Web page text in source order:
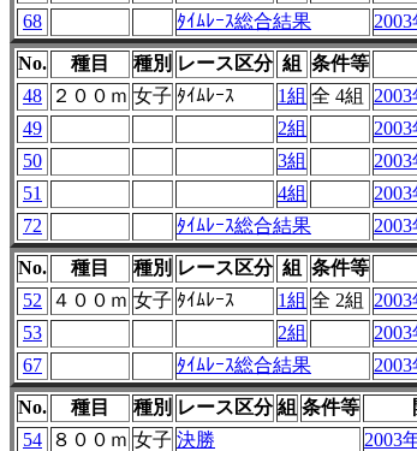
68
ﾀｲﾑﾚｰｽ総合結果
No. 種目 種別 レース区分 組 条件等
48
２００ｍ 女子 ﾀｲﾑﾚｰｽ 1組 全 4組
49
2組
50
3組
51
4組
72
ﾀｲﾑﾚｰｽ総合結果
No. 種目 種別 レース区分 組 条件等
52
４００ｍ 女子 ﾀｲﾑﾚｰｽ 1組 全 2組
53
2組
67
ﾀｲﾑﾚｰｽ総合結果
No. 種目 種別 レース区分 組 条件等
54
８００ｍ 女子 決勝 2003